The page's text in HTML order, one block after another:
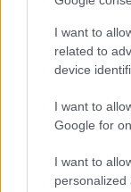
I want to
related to
device
I want to
Google for
I want to
personalized
Οι